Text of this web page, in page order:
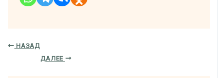
НАЗАД
ДАЛЕЕ